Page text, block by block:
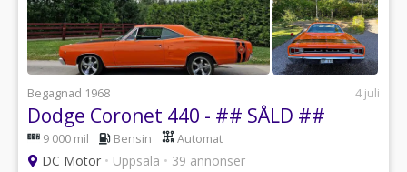
Begagnad 1968 4 juli
Dodge Coronet 440 - ## SÅLD ##
9 000 mil Bensin Automat
DC Motor • Uppsala • 39 annonser